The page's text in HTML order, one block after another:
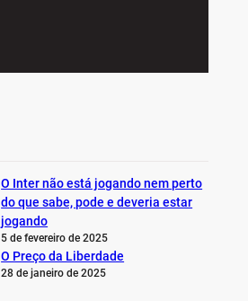
O Inter não está jogando nem perto
do que sabe, pode e deveria estar
jogando
5 de fevereiro de 2025
O Preço da Liberdade
28 de janeiro de 2025